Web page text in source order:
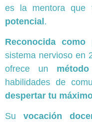
es la mentora que
potencial.
Reconocida como
sistema nervioso en
ofrece un
habilidades de
despertar tu
Su vocación